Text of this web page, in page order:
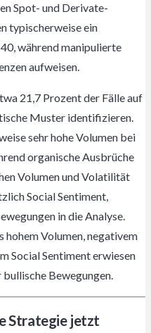
Spot- und Derivate-
typischerweise ein
während manipulierte
aufweisen.
21,7 Prozent der Fälle auf
Muster identifizieren.
sehr hohe Volumen bei
organische Ausbrüche
Volumen und Volatilität
Social Sentiment,
in die Analyse.
hohem Volumen, negativem
Social Sentiment erwiesen
Bewegungen.
Strategie jetzt